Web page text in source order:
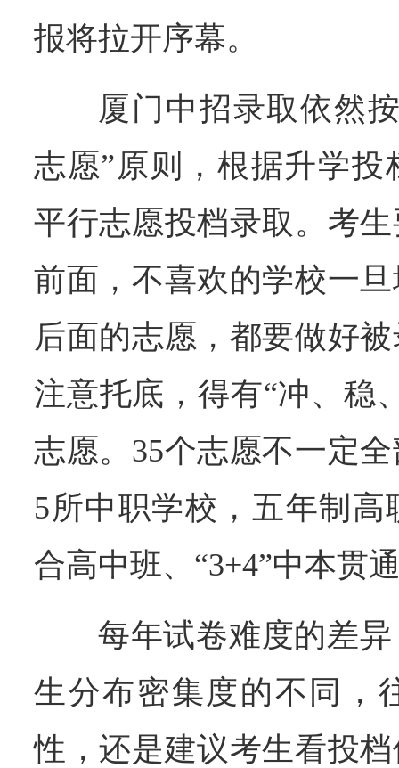
报将拉开序幕。
厦门中招录取依然
志愿”原则，根据升学
平行志愿投档录取。考
前面，不喜欢的学校一
后面的志愿，都要做好
注意托底，得有“冲、稳
志愿。35个志愿不一定
5所中职学校，五年制
合高中班、“3+4”中本贯
每年试卷难度的差
生分布密集度的不同，
性，还是建议考生看投